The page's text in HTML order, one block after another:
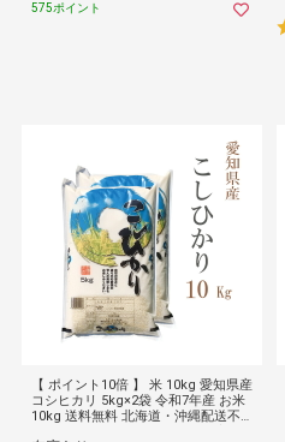
575ポイント
【 ポイント10倍 】 米 10kg 愛知県産
コシヒカリ 5kg×2袋 令和7年産 お米
10kg 送料無料 北海道・沖縄配送不